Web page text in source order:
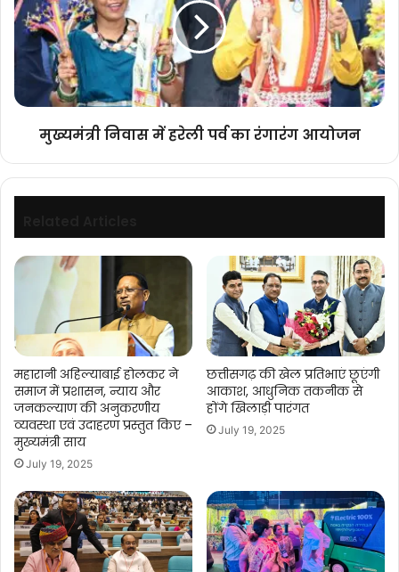
हरेली
पर्व
का
रंगारंग
आयोजन
मुख्यमंत्री निवास में हरेली पर्व का रंगारंग आयोजन
महारानी अहिल्याबाई होलकर ने
समाज में प्रशासन, न्याय और
जनकल्याण की अनुकरणीय
व्यवस्था एवं उदाहरण प्रस्तुत किए –
मुख्यमंत्री साय
July 19, 2025
छत्तीसगढ़ की खेल प्रतिभाएं छूएंगी
आकाश, आधुनिक तकनीक से
होंगे खिलाड़ी पारंगत
July 19, 2025